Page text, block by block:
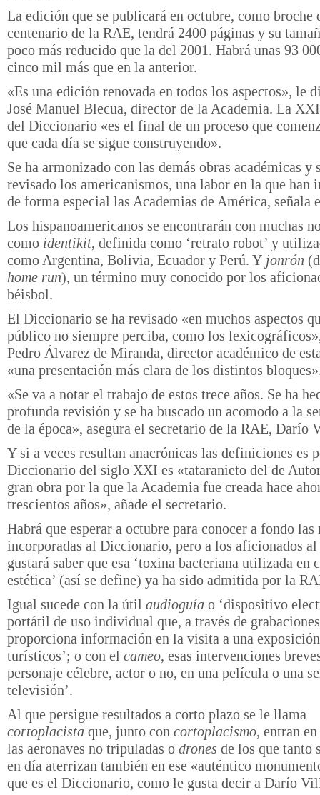
La edición que se publicará en octubre, como broche
centenario de la RAE, tendrá 2400 páginas y su
poco más reducido que la del 2001. Habrá unas 93
cinco mil más que en la anterior.
«Es una edición renovada en todos los aspectos», le
José Manuel Blecua, director de la Academia. La
del Diccionario «es el final de un proceso que
que cada día se sigue construyendo».
Se ha armonizado con las demás obras académicas y
revisado los americanismos, una labor en la que han
de forma especial las Academias de América, señala
Los hispanoamericanos se encontrarán con muchas
como identikit, definida como ‘retrato robot’ y
como Argentina, Bolivia, Ecuador y Perú. Y jonrón
home run), un término muy conocido por los
béisbol.
El Diccionario se ha revisado «en muchos aspectos
público no siempre perciba, como los
Pedro Álvarez de Miranda, director académico de
«una presentación más clara de los distintos
«Se va a notar el trabajo de estos trece años. Se ha
profunda revisión y se ha buscado un acomodo a la
de la época», asegura el secretario de la RAE, Darío
Y si a veces resultan anacrónicas las definiciones es
Diccionario del siglo XXI es «tataranieto del de
gran obra por la que la Academia fue creada hace
trescientos años», añade el secretario.
Habrá que esperar a octubre para conocer a fondo las
incorporadas al Diccionario, pero a los aficionados al
gustará saber que esa ‘toxina bacteriana utilizada en
estética’ (así se define) ya ha sido admitida por la
Igual sucede con la útil audioguía o ‘dispositivo
portátil de uso individual que, a través de
proporciona información en la visita a una
turísticos’; o con el cameo, esas intervenciones
personaje célebre, actor o no, en una película o una
televisión’.
Al que persigue resultados a corto plazo se le llama
cortoplacista que, junto con cortoplacismo, entran
las aeronaves no tripuladas o drones de los que tanto
en día aterrizan también en ese «auténtico
que es el Diccionario, como le gusta decir a Darío